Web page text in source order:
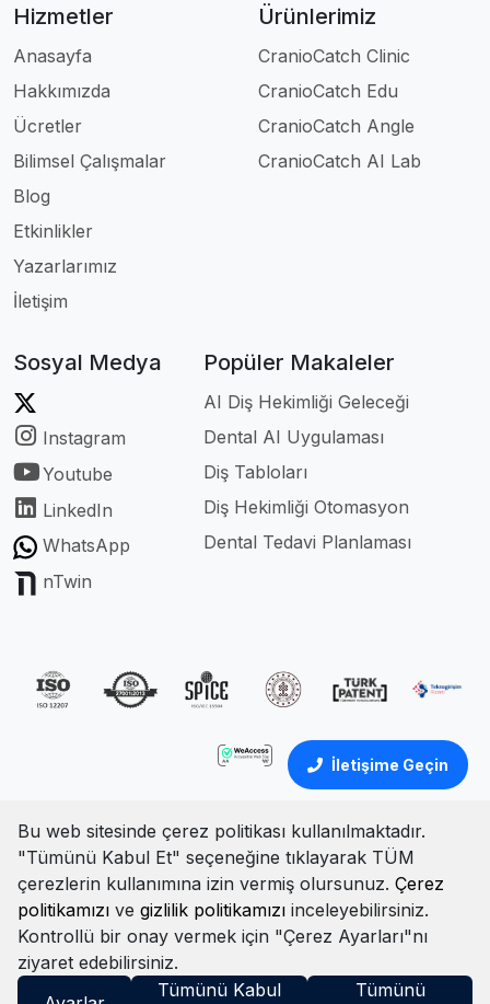
İletişime Geçin
Bu web sitesinde çerez politikası kullanılmaktadır.
"Tümünü Kabul Et" seçeneğine tıklayarak TÜM
çerezlerin kullanımına izin vermiş olursunuz. Çerez
politikamızı ve gizlilik politikamızı inceleyebilirsiniz.
Kontrollü bir onay vermek için "Çerez Ayarları"nı
ziyaret edebilirsiniz.
Tümünü Kabul Tümünü
Hizmetler
Anasayfa
Hakkımızda
Ücretler
Bilimsel Çalışmalar
Blog
Etkinlikler
Yazarlarımız
İletişim
Ürünlerimiz
CranioCatch Clinic
CranioCatch Edu
CranioCatch Angle
CranioCatch AI Lab
Sosyal Medya
Instagram
Youtube
LinkedIn
WhatsApp
nTwin
Popüler Makaleler
AI Diş Hekimliği Geleceği
Dental AI Uygulaması
Diş Tabloları
Diş Hekimliği Otomasyon
Dental Tedavi Planlaması
Türkçe İngilizce
Çerez PolitikasıPortal Aydınlatma MetniGizlilik Politikası
Şartlar ve KoşullarBilgi Güvenliği Politikası